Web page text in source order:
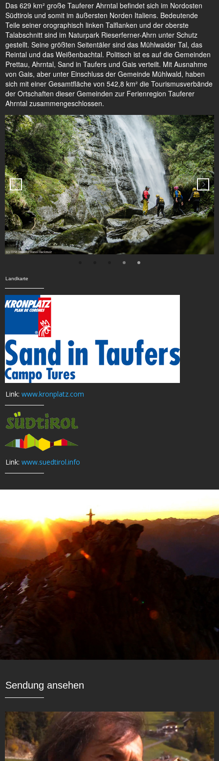
Das 629 km² große Tauferer Ahrntal befindet sich im Nordosten
Südtirols und somit im äußersten Norden Italiens. Bedeutende
Teile seiner orographisch linken Talflanken und der oberste
Talabschnitt sind im Naturpark Rieserferner-Ahrn unter Schutz
gestellt. Seine größten Seitentäler sind das Mühlwalder Tal, das
Reintal und das Weißenbachtal. Politisch ist es auf die Gemeinden
Prettau, Ahrntal, Sand in Taufers und Gais verteilt. Mit Ausnahme
von Gais, aber unter Einschluss der Gemeinde Mühlwald, haben
sich mit einer Gesamtfläche von 542,8 km² die Tourismusverbände
der Ortschaften dieser Gemeinden zur Ferienregion Tauferer
Ahrntal zusammengeschlossen.
Landkarte
Link: www.kronplatz.com
Link: www.suedtirol.info
Sendung ansehen